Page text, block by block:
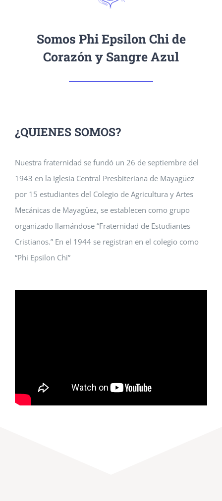
Somos Phi Epsilon Chi de
Corazón y Sangre Azul
¿QUIENES SOMOS?
Nuestra fraternidad se fundó un 26 de septiembre del
1943 en la Iglesia Central Presbiteriana de Mayagüez
por 15 estudiantes del Colegio de Agricultura y Artes
Mecánicas de Mayagüez, se establecen como grupo
organizado llamándose “Fraternidad de Estudiantes
Cristianos.” En el 1944 se registran en el colegio como
“Phi Epsilon Chi”